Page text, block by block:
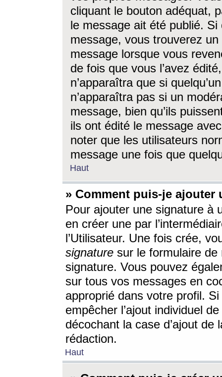
cliquant le bouton adéquat,
le message ait été publié. Si
message, vous trouverez
message lorsque vous
de fois que vous l’avez
n’apparaîtra que si
n’apparaîtra pas si un
message, bien qu’ils
ils ont édité le message
noter que les utilisateurs
message une fois que
Haut
» Comment puis-je ajouter
Pour ajouter une signature à
en créer une par
l’Utilisateur. Une fois crée,
signature sur le formulaire de
signature. Vous pouvez
sur tous vos messages en
approprié dans votre profil.
empêcher l’ajout individuel
décochant la case d’ajout
rédaction.
Haut